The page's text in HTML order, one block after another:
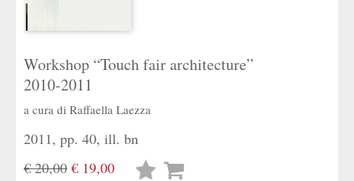
Workshop “Touch fair architecture”
2010-2011
a cura di Raffaella Laezza
2011, pp. 40, ill. bn
€ 20,00 € 19,00
Lista